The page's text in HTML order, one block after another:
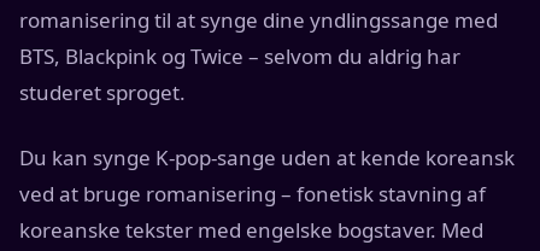
romanisering til at synge dine yndlingssange med
BTS, Blackpink og Twice – selvom du aldrig har
studeret sproget.
Du kan synge K-pop-sange uden at kende koreansk
ved at bruge romanisering – fonetisk stavning af
koreanske tekster med engelske bogstaver. Med